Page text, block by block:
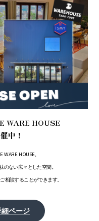
WARE HOUSE
中！
HOUSE。
のない広々とした空間。
相談することができます。
ページ